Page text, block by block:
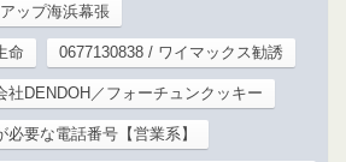
ップ海浜幕張
命 0677130838 / ワイマックス勧誘
社DENDOH／フォーチュンクッキー
要な電話番号【営業系】